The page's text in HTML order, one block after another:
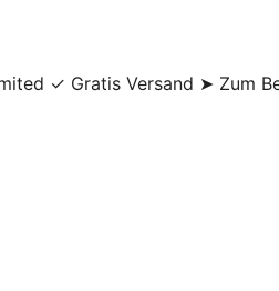
✓ Gratis Versand ➤ Zum